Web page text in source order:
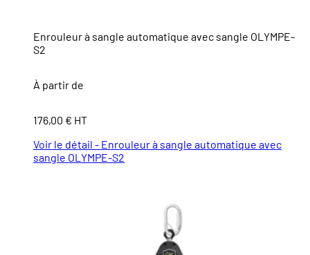
Enrouleur à sangle automatique avec sangle OLYMPE-
S2
À partir de
176,00 € HT
Voir le détail - Enrouleur à sangle automatique avec
sangle OLYMPE-S2